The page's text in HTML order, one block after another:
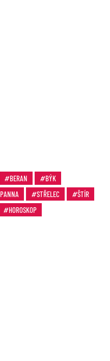
BERAN
BÝK
PANNA STŘELEC
ŠTÍR
HOROSKOP